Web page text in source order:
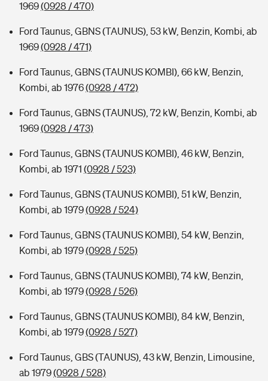
1969(0928 / 470)
Ford Taunus, GBNS (TAUNUS), 53 kW, Benzin, Kombi, ab
1969(0928 / 471)
Ford Taunus, GBNS (TAUNUS KOMBI), 66 kW, Benzin,
Kombi, ab 1976(0928 / 472)
Ford Taunus, GBNS (TAUNUS), 72 kW, Benzin, Kombi, ab
1969(0928 / 473)
Ford Taunus, GBNS (TAUNUS KOMBI), 46 kW, Benzin,
Kombi, ab 1971 (0928 / 523)
Ford Taunus, GBNS (TAUNUS KOMBI), 51 kW, Benzin,
Kombi, ab 1979(0928 / 524)
Ford Taunus, GBNS (TAUNUS KOMBI), 54 kW, Benzin,
Kombi, ab 1979(0928 / 525)
Ford Taunus, GBNS (TAUNUS KOMBI), 74 kW, Benzin,
Kombi, ab 1979(0928 / 526)
Ford Taunus, GBNS (TAUNUS KOMBI), 84 kW, Benzin,
Kombi, ab 1979(0928 / 527)
Ford Taunus, GBS (TAUNUS), 43 kW, Benzin, Limousine,
ab 1979(0928 / 528)